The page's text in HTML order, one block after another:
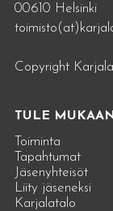
00610 Helsinki
Copyright
TULE MUKAAN
Toiminta
Tapahtumat
Jäsenyhteisöt
Liity jäseneksi
Karjalatalo